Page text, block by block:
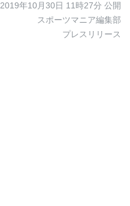
2019年10月30日 11時27分 公開
スポーツマニア編集部
プレスリリース